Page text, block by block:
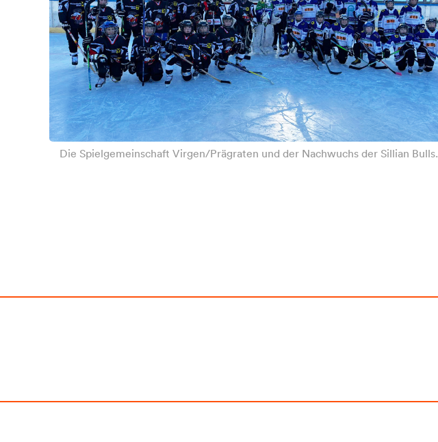
Die Spielgemeinschaft Virgen/Prägraten und der Nachwuchs der Sillian Bulls.